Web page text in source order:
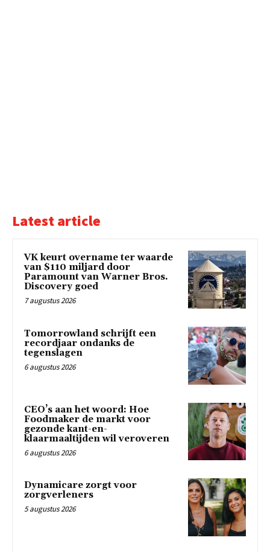
Latest article
VK keurt overname ter waarde
van $110 miljard door
Paramount van Warner Bros.
Discovery goed
7 augustus 2026
Tomorrowland schrijft een
recordjaar ondanks de
tegenslagen
6 augustus 2026
CEO’s aan het woord: Hoe
Foodmaker de markt voor
gezonde kant-en-
klaarmaaltijden wil veroveren
6 augustus 2026
Dynamicare zorgt voor
zorgverleners
5 augustus 2026